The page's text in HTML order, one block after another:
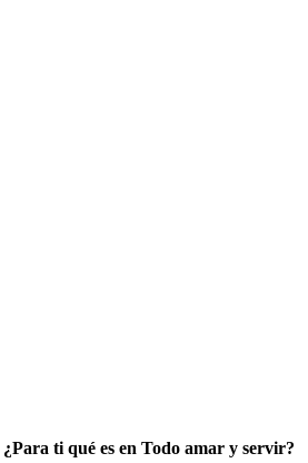
ti qué es en Todo amar y servir?